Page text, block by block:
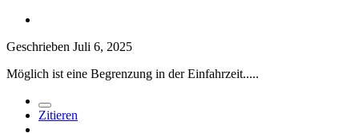
Geschrieben Juli 6, 2025
Möglich ist eine Begrenzung in der Einfahrzeit.....
Zitieren